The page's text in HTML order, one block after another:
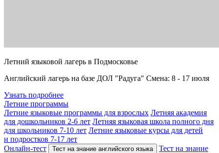
Летний языковой лагерь в Подмосковье
Английский лагерь на базе ДОЛ "Радуга" Смена: 8 - 17 июля
Узнать подробнее
Летние программы
Летние языковые программы для взрослых Летняя академия
для дошкольников 2-6 лет Летняя языковая школа полного дня
для школьников 7-10 лет Летние языковые курсы для детей
и подростков 7-17 лет
Онлайн-тест
Тест на знание английского языка
Тест на знание